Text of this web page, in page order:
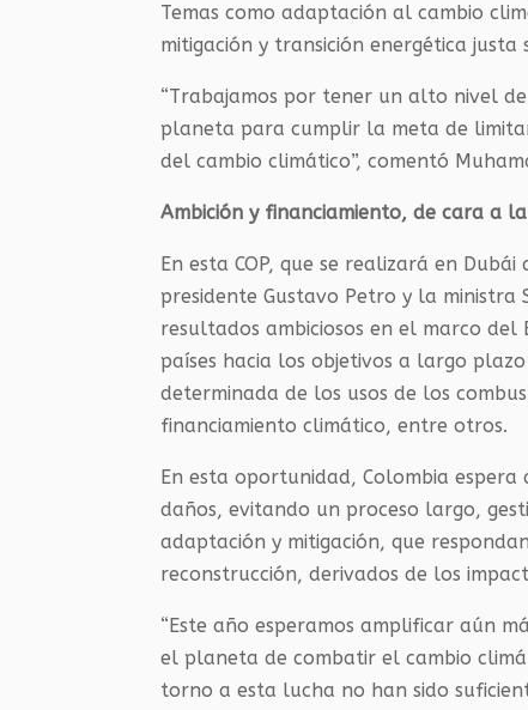
Temas como adaptación al cambio
mitigación y transición energética justa
“Trabajamos por tener un alto nivel
planeta para cumplir la meta de
del cambio climático”, comentó
Ambición y financiamiento, de cara a la
En esta COP, que se realizará en
presidente Gustavo Petro y la
resultados ambiciosos en el marco
países hacia los objetivos a largo
determinada de los usos de los
financiamiento climático, entre otros.
En esta oportunidad, Colombia
daños, evitando un proceso largo,
adaptación y mitigación, que
reconstrucción, derivados de los
“Este año esperamos amplificar aún
el planeta de combatir el cambio
torno a esta lucha no han sido